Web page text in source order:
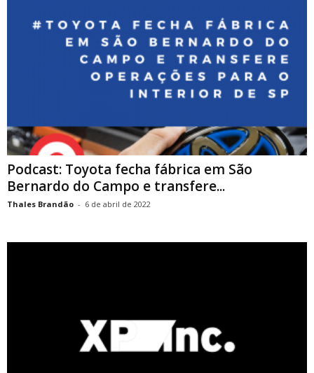
Podcast: Toyota fecha fábrica em São
Bernardo do Campo e transfere...
Thales Brandão - 6 de abril de 2022